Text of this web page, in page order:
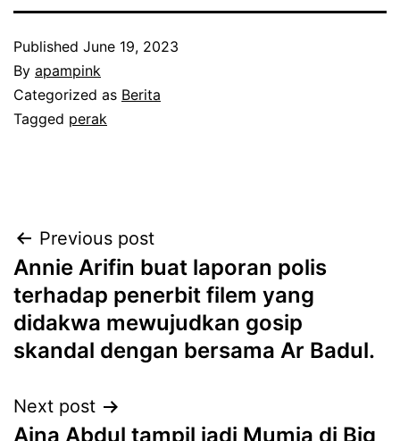
Published June 19, 2023
By apampink
Categorized as Berita
Tagged perak
Post
navigation
Previous post
Annie Arifin buat laporan polis
terhadap penerbit filem yang
didakwa mewujudkan gosip
skandal dengan bersama Ar Badul.
Next post
Aina Abdul tampil jadi Mumia di Big